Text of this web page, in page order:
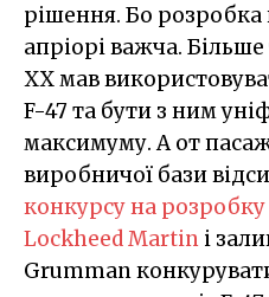
рішення. Бо
апріорі важча.
XX мав
F-47 та бути з ним
максимуму. А от
виробничої бази
конкурсу на
Lockheed Martin і
Grumman